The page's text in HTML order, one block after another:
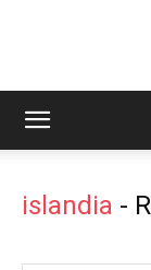
islandia -